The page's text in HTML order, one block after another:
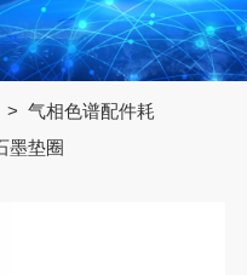
气相色谱配件耗
垫圈